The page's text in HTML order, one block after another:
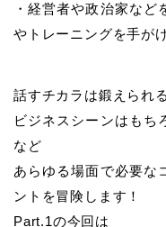
・経営者や政治家な
やトレーニングを手が
話すチカラは鍛えられ
ビジネスシーンはもち
など
あらゆる場面で必要な
ントを冒険します！
Part.1の今回は